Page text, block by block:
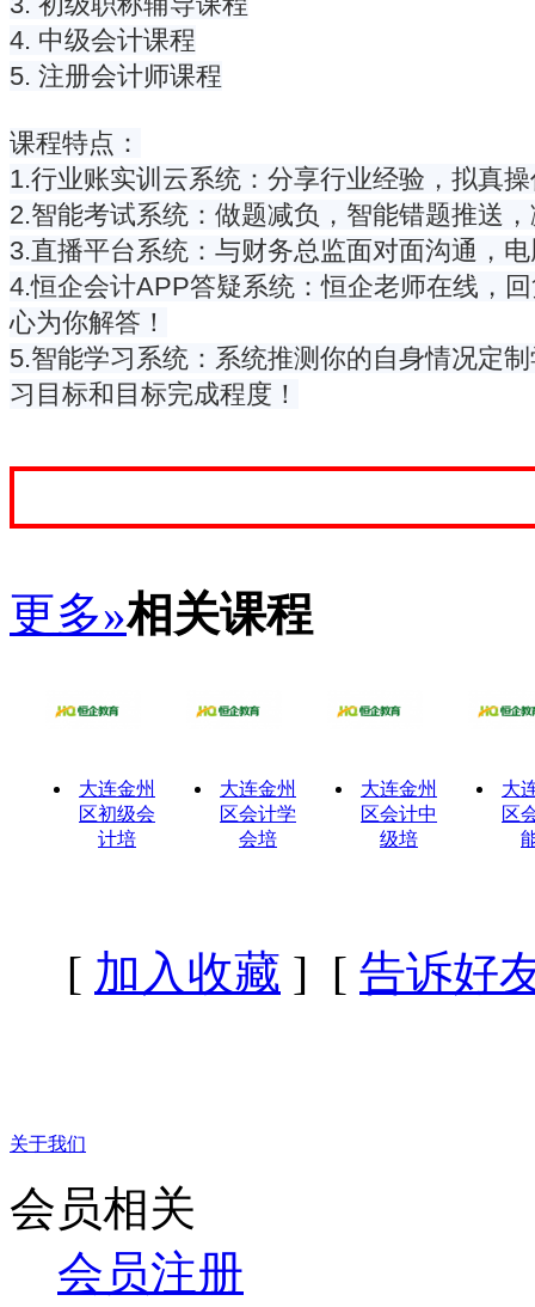
3. 初级职称辅导课程
4. 中级会计课程
5. 注册会计师课程
课程特点：
1.行业账实训云系统：分享行业经验，拟真
2.智能考试系统：做题减负，智能错题推送
3.直播平台系统：与财务总监面对面沟通，
4.恒企会计APP答疑系统：恒企老师在线，
心为你解答！
5.智能学习系统：系统推测你的自身情况定
习目标和目标完成程度！
更多»相关课程
大连金州
区初级会
计培
大连金州
区会计学
会培
大连金州
区会计中
级培
大
区
[ 加入收藏 ] [ 告诉好
关于我们
会员相关
会员注册